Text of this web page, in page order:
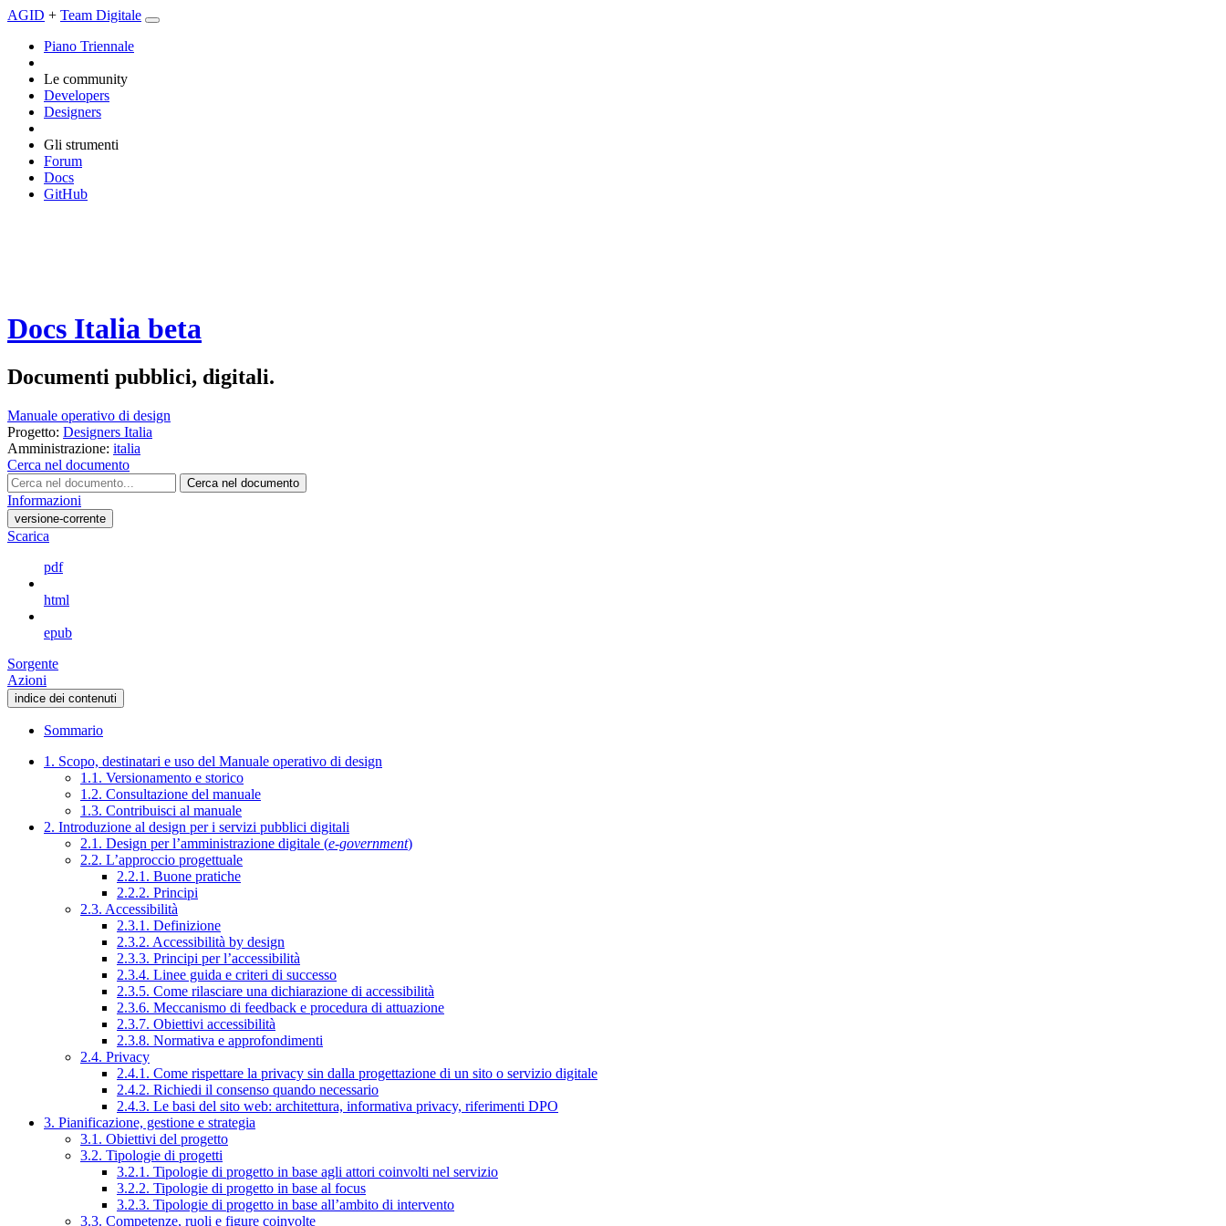
AGID + Team Digitale
Piano Triennale
Le community
Developers
Designers
Gli strumenti
Forum
Docs
GitHub
Docs Italia beta
Documenti pubblici, digitali.
Manuale operativo di design
Progetto: Designers Italia
Amministrazione: italia
Cerca nel documento
Cerca nel documento
Informazioni
versione-corrente
Scarica
pdf
html
epub
Sorgente
Azioni
indice dei contenuti
Sommario
1. Scopo, destinatari e uso del Manuale operativo di design
1.1. Versionamento e storico
1.2. Consultazione del manuale
1.3. Contribuisci al manuale
2. Introduzione al design per i servizi pubblici digitali
2.1. Design per l’amministrazione digitale (e-government)
2.2. L’approccio progettuale
2.2.1. Buone pratiche
2.2.2. Principi
2.3. Accessibilità
2.3.1. Definizione
2.3.2. Accessibilità by design
2.3.3. Principi per l’accessibilità
2.3.4. Linee guida e criteri di successo
2.3.5. Come rilasciare una dichiarazione di accessibilità
2.3.6. Meccanismo di feedback e procedura di attuazione
2.3.7. Obiettivi accessibilità
2.3.8. Normativa e approfondimenti
2.4. Privacy
2.4.1. Come rispettare la privacy sin dalla progettazione di un sito o servizio digitale
2.4.2. Richiedi il consenso quando necessario
2.4.3. Le basi del sito web: architettura, informativa privacy, riferimenti DPO
3. Pianificazione, gestione e strategia
3.1. Obiettivi del progetto
3.2. Tipologie di progetti
3.2.1. Tipologie di progetto in base agli attori coinvolti nel servizio
3.2.2. Tipologie di progetto in base al focus
3.2.3. Tipologie di progetto in base all’ambito di intervento
3.3. Competenze, ruoli e figure coinvolte